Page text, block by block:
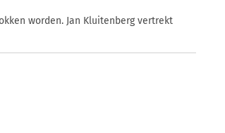
worden. Jan Kluitenberg vertrekt